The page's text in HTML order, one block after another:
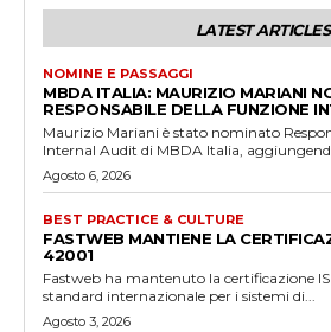
LATEST ARTICLES
NOMINE E PASSAGGI
MBDA ITALIA: MAURIZIO MARIANI
RESPONSABILE DELLA FUNZIONE
Maurizio Mariani è stato nominato
Internal Audit di MBDA Italia,
Agosto 6, 2026
BEST PRACTICE & CULTURE
FASTWEB MANTIENE LA
42001
Fastweb ha mantenuto la certificazione
standard internazionale per i sistemi di...
Agosto 3, 2026